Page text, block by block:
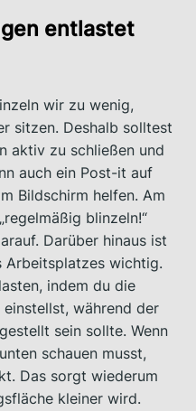
entlastet
wir zu wenig,
sitzen. Deshalb solltest
aktiv zu schließen und
auch ein Post-it auf
Bildschirm helfen. Am
blinzeln!“
Darüber hinaus ist
Arbeitsplatzes wichtig.
indem du die
während der
sein sollte. Wenn
schauen musst,
Das sorgt wiederum
kleiner wird.